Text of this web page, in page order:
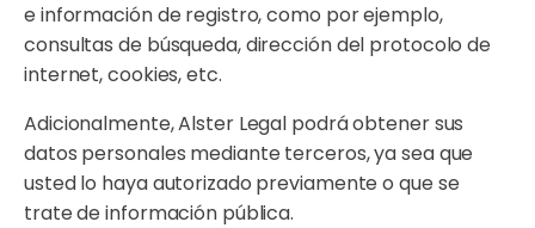
e información de registro, como por ejemplo,
consultas de búsqueda, dirección del protocolo de
internet, cookies, etc.
Adicionalmente, Alster Legal podrá obtener sus
datos personales mediante terceros, ya sea que
usted lo haya autorizado previamente o que se
trate de información pública.